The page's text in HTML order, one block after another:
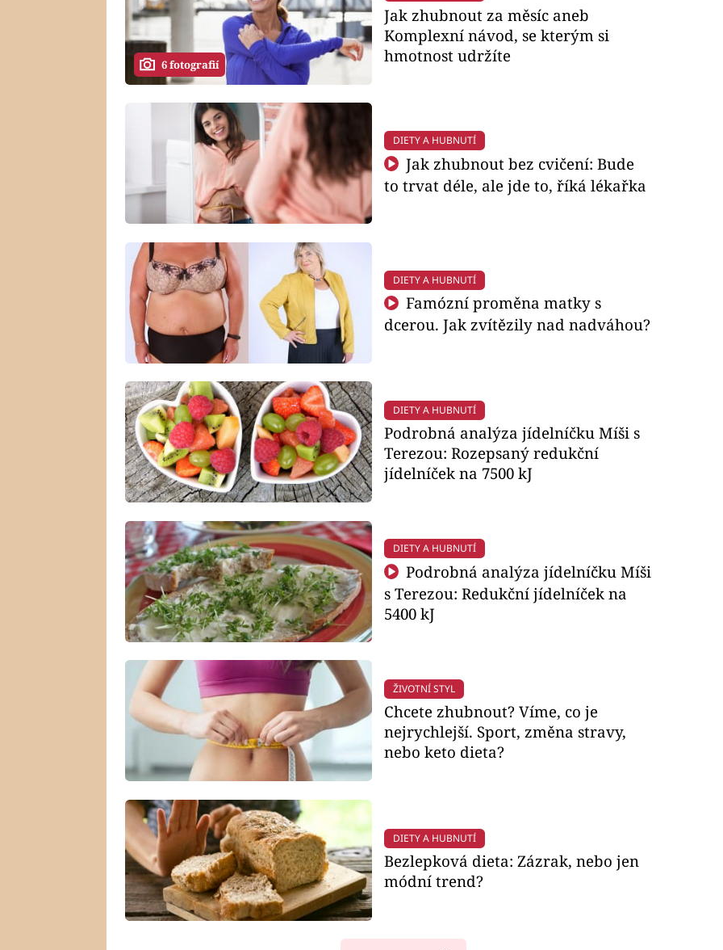
6 fotografií
Jak zhubnout za měsíc aneb
Komplexní návod, se kterým si
hmotnost udržíte
DIETY A HUBNUTÍ
Jak zhubnout bez cvičení: Bude
to trvat déle, ale jde to, říká lékařka
DIETY A HUBNUTÍ
Famózní proměna matky s
dcerou. Jak zvítězily nad nadváhou?
DIETY A HUBNUTÍ
Podrobná analýza jídelníčku Míši s
Terezou: Rozepsaný redukční
jídelníček na 7500 kJ
DIETY A HUBNUTÍ
Podrobná analýza jídelníčku Míši
s Terezou: Redukční jídelníček na
5400 kJ
ŽIVOTNÍ STYL
Chcete zhubnout? Víme, co je
nejrychlejší. Sport, změna stravy,
nebo keto dieta?
DIETY A HUBNUTÍ
Bezlepková dieta: Zázrak, nebo jen
módní trend?